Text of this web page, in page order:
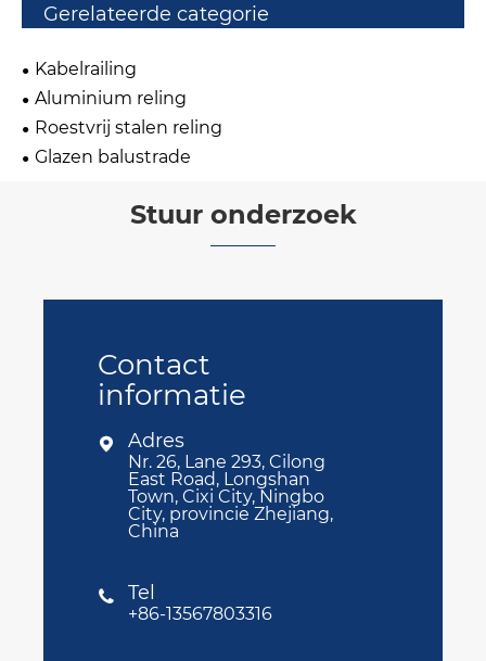
Gerelateerde categorie
Kabelrailing
Aluminium reling
Roestvrij stalen reling
Glazen balustrade
Stuur onderzoek
Contact
informatie
 Adres
Nr. 26, Lane 293, Cilong
East Road, Longshan
Town, Cixi City, Ningbo
City, provincie Zhejiang,
China
 Tel
+86-13567803316